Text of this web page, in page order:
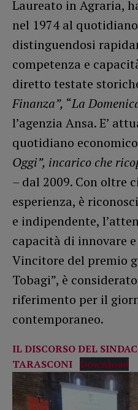
Laureato in Agraria,
nel 1974 al
distinguendosi
competenza e
diretto testate
Finanza”, “La
l’agenzia Ansa. E’
quotidiano
Oggi”, incarico che
– dal 2009. Con oltre
esperienza, è
e indipendente,
capacità di innovare
Vincitore del premio
Tobagi”, è
riferimento per il
contemporaneo.
IL DISCORSO DEL
TARASCONI Download